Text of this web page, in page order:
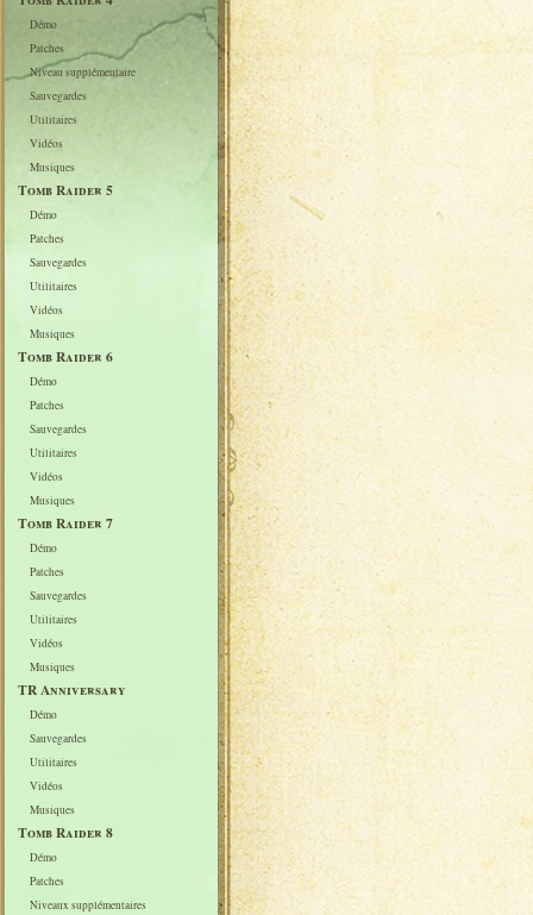
Démo
Patches
Niveau supplémentaire
Sauvegardes
Utilitaires
Vidéos
Musiques
Tomb Raider 5
Démo
Patches
Sauvegardes
Utilitaires
Vidéos
Musiques
Tomb Raider 6
Démo
Patches
Sauvegardes
Utilitaires
Vidéos
Musiques
Tomb Raider 7
Démo
Patches
Sauvegardes
Utilitaires
Vidéos
Musiques
TR Anniversary
Démo
Sauvegardes
Utilitaires
Vidéos
Musiques
Tomb Raider 8
Démo
Patches
Niveaux supplémentaires